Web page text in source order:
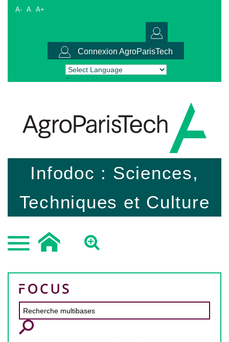
A- A A+
Connexion AgroParisTech
Powered by Translate
Infodoc : Sciences,
Techniques et Culture